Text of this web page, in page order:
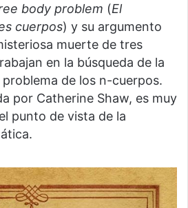
body problem (El
cuerpos) y su argumento
muerte de tres
en la búsqueda de la
de los n-cuerpos.
por Catherine Shaw, es muy
punto de vista de la